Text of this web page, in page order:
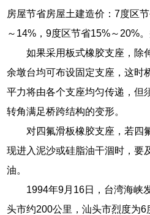
房屋节省房屋土建造价：7度区
～14%，9度区节省15%～20%
如果采用板式橡胶支座，除
余墩台均可布设固定支座，这时
平力将由各个支座均匀传递，但
转角满足桥跨结构的变形。
对四氟滑板橡胶支座，若四
现进入泥沙或硅脂油干涸时，要
油。
1994年9月16日，台湾海峡
头市约200公里，汕头市烈度为